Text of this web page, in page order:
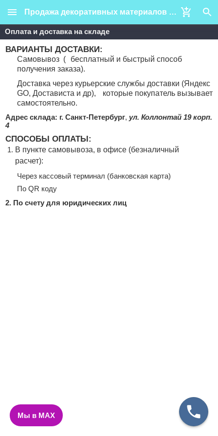
Продажа декоративных материалов для отделки стен / Декор СПб
Оплата и доставка на складе
ВАРИАНТЫ ДОСТАВКИ:
Самовывоз (
бесплатный и быстрый способ
получения заказа).
Доставка через курьерские службы доставки (Яндекс
GO, Достависта и др),
которые покупатель вызывает
самостоятельно.
Адрес склада: г. Санкт-Петербург, ул. Коллонтай 19 корп.
4
СПОСОБЫ ОПЛАТЫ:
В пункте самовывоза, в офисе (безналичный
расчет):
Через кассовый терминал (банковская карта)
По QR коду
2. По счету для юридических лиц
Мы в MAX